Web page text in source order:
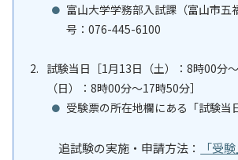
富山大学学務部入試課（富山市
号：076-445-6100
試験当日［1月13日（土）：8時00分
（日）：8時00分～17時50分］
受験票の所在地欄にある「試験当
追試験の実施・申請方法： 「受